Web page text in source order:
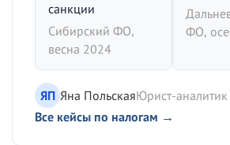
санкции
Сибирский ФО,
весна 2024
ФО,
ЯП Яна ПольскаяЮрист-аналитик
Все кейсы по налогам →